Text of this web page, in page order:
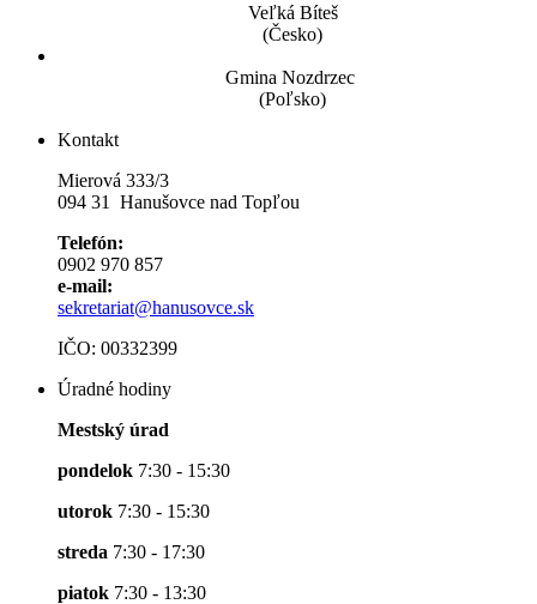
Veľká Bíteš
(Česko)
Gmina Nozdrzec
(Poľsko)
Kontakt
Mierová 333/3
094 31 Hanušovce nad Topľou
Telefón:
0902 970 857
e-mail:
sekretariat@hanusovce.sk
IČO: 00332399
Úradné hodiny
Mestský úrad
pondelok 7:30 - 15:30
utorok 7:30 - 15:30
streda 7:30 - 17:30
piatok 7:30 - 13:30